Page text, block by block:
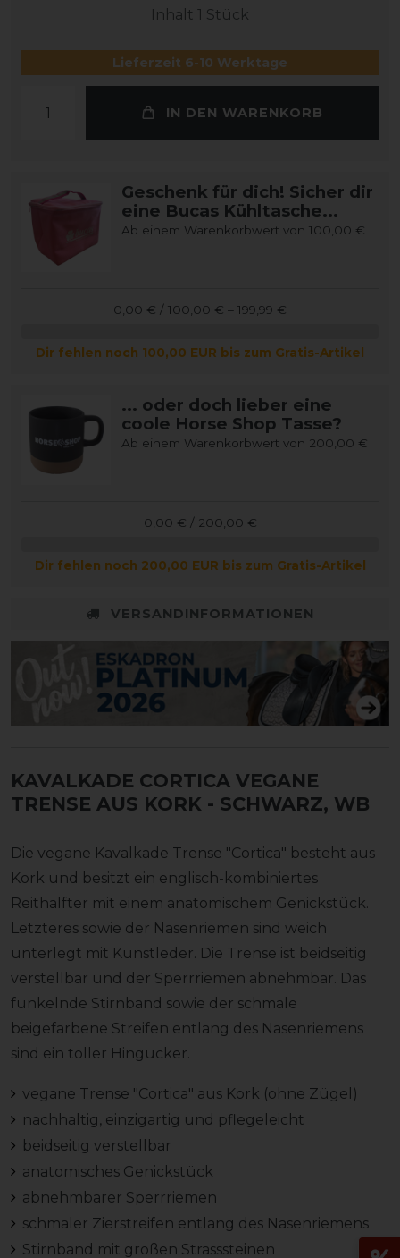
Inhalt 1 Stück
Lieferzeit 6-10 Werktage
IN DEN WARENKORB
Geschenk für dich! Sicher dir
eine Bucas Kühltasche...
Ab einem Warenkorbwert von 100,00 €
0,00 € / 100,00 € – 199,99 €
Dir fehlen noch 100,00 EUR bis zum Gratis-Artikel
... oder doch lieber eine
coole Horse Shop Tasse?
Ab einem Warenkorbwert von 200,00 €
0,00 € / 200,00 €
Dir fehlen noch 200,00 EUR bis zum Gratis-Artikel
VERSANDINFORMATIONEN
KAVALKADE CORTICA VEGANE
TRENSE AUS KORK - SCHWARZ, WB
Die vegane Kavalkade Trense "Cortica" besteht aus
Kork und besitzt ein englisch-kombiniertes
Reithalfter mit einem anatomischem Genickstück.
Letzteres sowie der Nasenriemen sind weich
unterlegt mit Kunstleder. Die Trense ist beidseitig
verstellbar und der Sperrriemen abnehmbar. Das
funkelnde Stirnband sowie der schmale
beigefarbene Streifen entlang des Nasenriemens
sind ein toller Hingucker.
vegane Trense "Cortica" aus Kork (ohne Zügel)
nachhaltig, einzigartig und pflegeleicht
beidseitig verstellbar
anatomisches Genickstück
abnehmbarer Sperrriemen
schmaler Zierstreifen entlang des Nasenriemens
Stirnband mit großen Strasssteinen